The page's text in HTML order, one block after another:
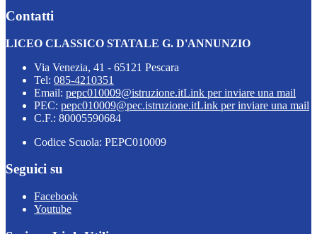
Contatti
LICEO CLASSICO STATALE G. D'ANNUNZIO
Via Venezia, 41 - 65121 Pescara
Tel: 085-4210351
Email: pepc010009@istruzione.itLink per inviare una mail
PEC: pepc010009@pec.istruzione.itLink per inviare una mail
C.F.: 80005590684
Codice Scuola: PEPC010009
Seguici su
Facebook
Youtube